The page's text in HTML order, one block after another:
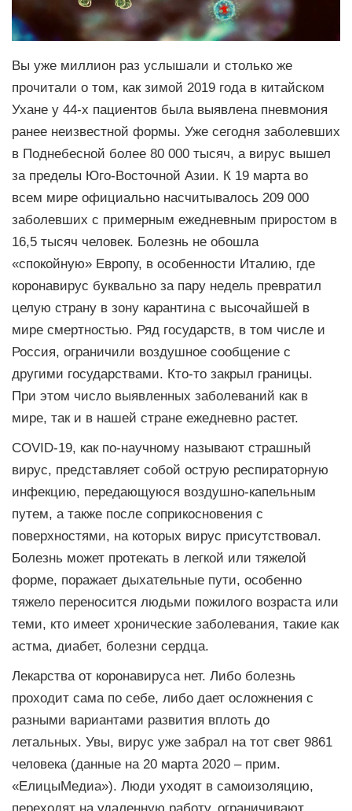
Вы уже миллион раз услышали и столько же
прочитали о том, как зимой 2019 года в китайском
Ухане у 44-х пациентов была выявлена пневмония
ранее неизвестной формы. Уже сегодня заболевших
в Поднебесной более 80 000 тысяч, а вирус вышел
за пределы Юго-Восточной Азии. К 19 марта во
всем мире официально насчитывалось 209 000
заболевших с примерным ежедневным приростом в
16,5 тысяч человек. Болезнь не обошла
«спокойную» Европу, в особенности Италию, где
коронавирус буквально за пару недель превратил
целую страну в зону карантина с высочайшей в
мире смертностью. Ряд государств, в том числе и
Россия, ограничили воздушное сообщение с
другими государствами. Кто-то закрыл границы.
При этом число выявленных заболеваний как в
мире, так и в нашей стране ежедневно растет.
COVID-19, как по-научному называют страшный
вирус, представляет собой острую респираторную
инфекцию, передающуюся воздушно-капельным
путем, а также после соприкосновения с
поверхностями, на которых вирус присутствовал.
Болезнь может протекать в легкой или тяжелой
форме, поражает дыхательные пути, особенно
тяжело переносится людьми пожилого возраста или
теми, кто имеет хронические заболевания, такие как
астма, диабет, болезни сердца.
Лекарства от коронавируса нет. Либо болезнь
проходит сама по себе, либо дает осложнения с
разными вариантами развития вплоть до
летальных. Увы, вирус уже забрал на тот свет 9861
человека (данные на 20 марта 2020 – прим.
«ЕлицыМедиа»). Люди уходят в самоизоляцию,
переходят на удаленную работу, ограничивают